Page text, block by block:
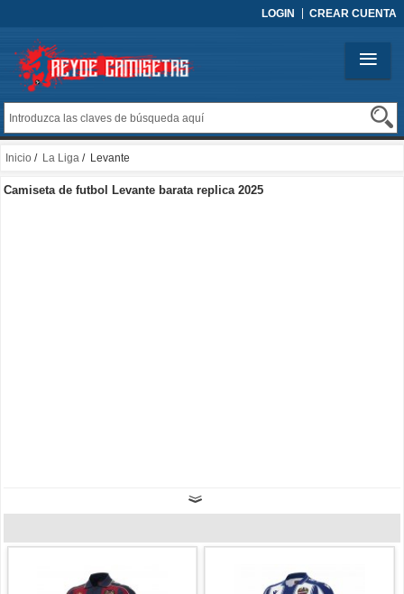
LOGIN CREAR CUENTA
Inicio / La Liga / Levante
Camiseta de futbol Levante barata replica 2025